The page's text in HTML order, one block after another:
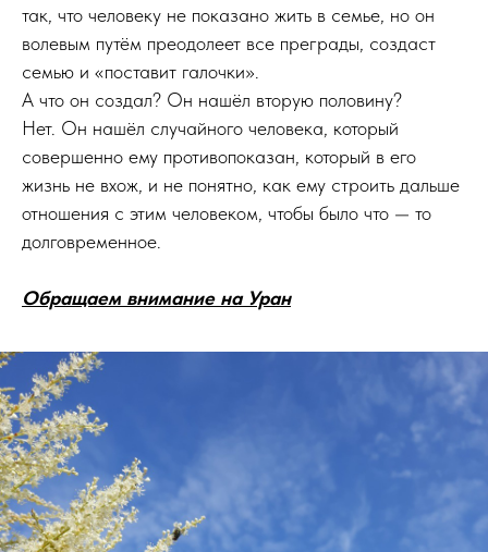
так, что человеку не показано жить в семье, но он
волевым путём преодолеет все преграды, создаст
семью и «поставит галочки».
А что он создал? Он нашёл вторую половину?
Нет. Он нашёл случайного человека, который
совершенно ему противопоказан, который в его
жизнь не вхож, и не понятно, как ему строить дальше
отношения с этим человеком, чтобы было что — то
долговременное.
Обращаем внимание на Уран